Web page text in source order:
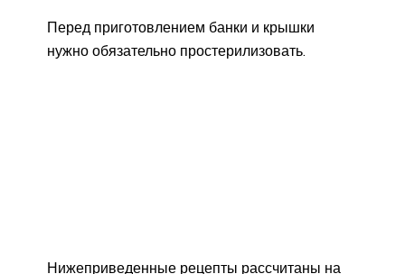
Перед приготовлением банки и крышки
нужно обязательно простерилизовать.
Нижеприведенные рецепты рассчитаны на